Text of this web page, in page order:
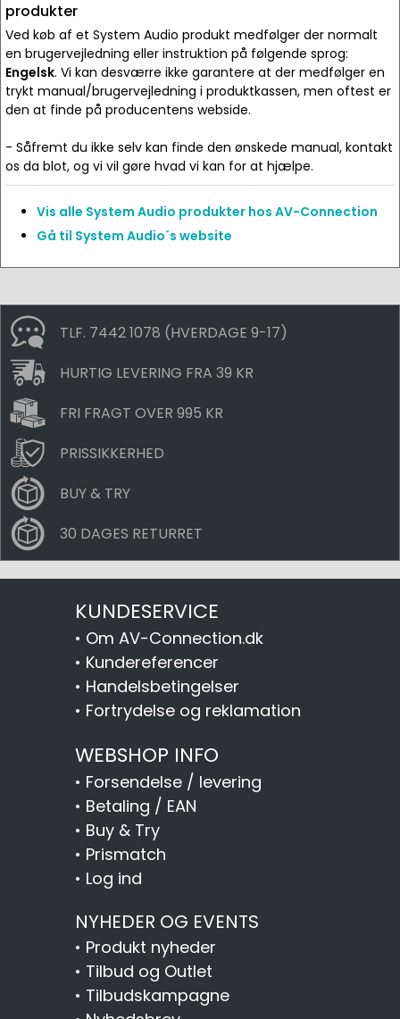
produkter
Ved køb af et System Audio produkt medfølger der normalt
en brugervejledning eller instruktion på følgende sprog:
Engelsk. Vi kan desværre ikke garantere at der medfølger en
trykt manual/brugervejledning i produktkassen, men oftest er
den at finde på producentens webside.
- Såfremt du ikke selv kan finde den ønskede manual, kontakt
os da blot, og vi vil gøre hvad vi kan for at hjælpe.
Vis alle System Audio produkter hos AV-Connection
Gå til System Audio´s website
TLF. 7442 1078 (HVERDAGE 9-17)
HURTIG LEVERING FRA 39 KR
FRI FRAGT OVER 995 KR
PRISSIKKERHED
BUY & TRY
30 DAGES RETURRET
KUNDESERVICE
• Om AV-Connection.dk
• Kundereferencer
• Handelsbetingelser
• Fortrydelse og reklamation
WEBSHOP INFO
• Forsendelse / levering
• Betaling / EAN
• Buy & Try
• Prismatch
• Log ind
NYHEDER OG EVENTS
• Produkt nyheder
• Tilbud og Outlet
• Tilbudskampagne